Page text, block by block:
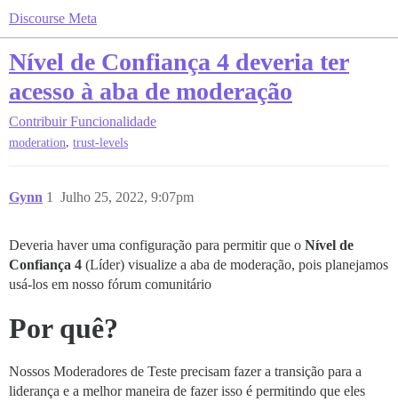
Discourse Meta
Nível de Confiança 4 deveria ter
acesso à aba de moderação
Contribuir Funcionalidade
moderation, trust-levels
Gynn Julho 25, 2022, 9:07pm
1
Deveria haver uma configuração para permitir que o Nível de
Confiança 4 (Líder) visualize a aba de moderação, pois planejamos
usá-los em nosso fórum comunitário
Por quê?
Nossos Moderadores de Teste precisam fazer a transição para a
liderança e a melhor maneira de fazer isso é permitindo que eles